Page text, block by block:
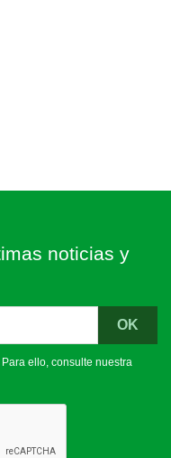
noticias y
ello, consulte nuestra